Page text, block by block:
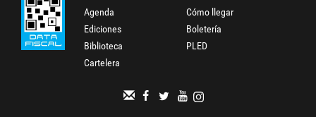
Agenda
Ediciones
Biblioteca
Cartelera
Cómo llegar
Boletería
PLED